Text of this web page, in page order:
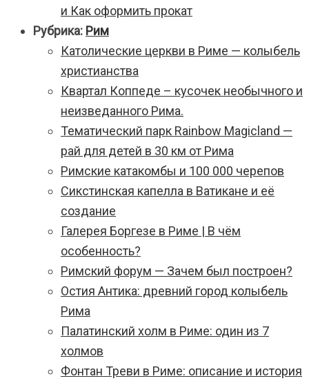
и Как оформить прокат
Рубрика: Рим
Католические церкви в Риме — колыбель
христианства
Квартал Коппеде – кусочек необычного и
неизведанного Рима.
Тематический парк Rainbow Magicland —
рай для детей в 30 км от Рима
Римские катакомбы и 100 000 черепов
Сикстинская капелла в Ватикане и её
создание
Галерея Боргезе в Риме | В чём
особенность?
Римский форум — Зачем был построен?
Остия Антика: древний город колыбель
Рима
Палатинский холм в Риме: один из 7
холмов
Фонтан Треви в Риме: описание и история